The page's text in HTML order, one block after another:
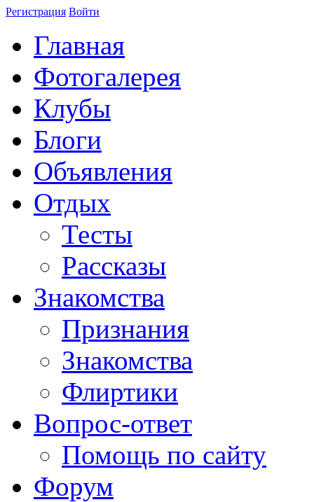
Регистрация Войти
Главная
Фотогалерея
Клубы
Блоги
Объявления
Отдых
Тесты
Рассказы
Знакомства
Признания
Знакомства
Флиртики
Вопрос-ответ
Помощь по сайту
Форум